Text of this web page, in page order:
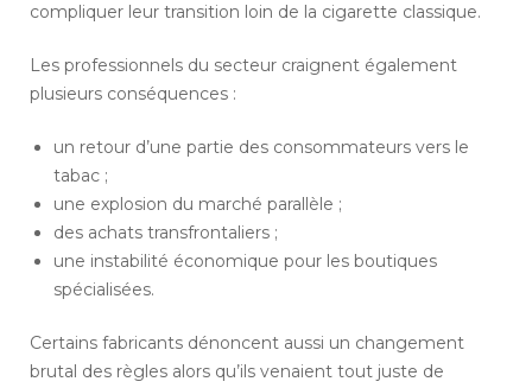
compliquer leur transition loin de la cigarette classique.
Les professionnels du secteur craignent également
plusieurs conséquences :
un retour d’une partie des consommateurs vers le
tabac ;
une explosion du marché parallèle ;
des achats transfrontaliers ;
une instabilité économique pour les boutiques
spécialisées.
Certains fabricants dénoncent aussi un changement
brutal des règles alors qu’ils venaient tout juste de